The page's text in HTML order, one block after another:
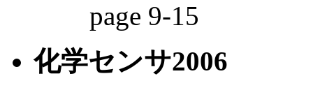
page 9-15
化学センサ2006